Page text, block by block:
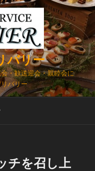
バリー
・歓送迎会・親睦会に
バリー
チを召し上